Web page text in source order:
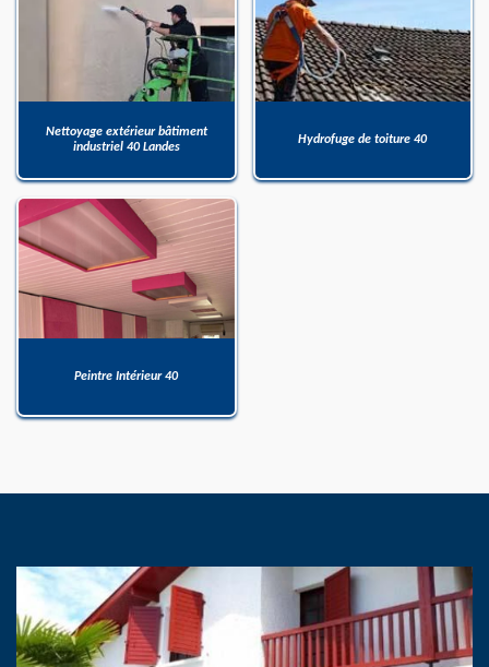
Nettoyage extérieur bâtiment
industriel 40 Landes
Hydrofuge de toiture 40
Peintre Intérieur 40